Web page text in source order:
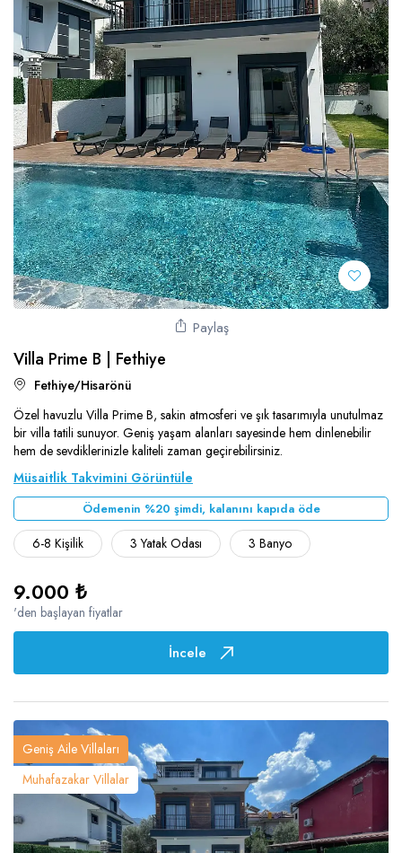
Paylaş
Villa Prime B | Fethiye
Fethiye/Hisarönü
Özel havuzlu Villa Prime B, sakin atmosferi ve şık tasarımıyla unutulmaz
bir villa tatili sunuyor. Geniş yaşam alanları sayesinde hem dinlenebilir
hem de sevdiklerinizle kaliteli zaman geçirebilirsiniz.
Müsaitlik Takvimini Görüntüle
Ödemenin %20 şimdi, kalanını kapıda öde
6-8 Kişilik 3 Yatak Odası 3 Banyo
9.000 ₺
'den başlayan fiyatlar
İncele
Geniş Aile Villaları
Muhafazakar Villalar